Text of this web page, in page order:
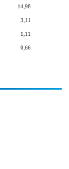
14,98
3,11
1,11
0,66